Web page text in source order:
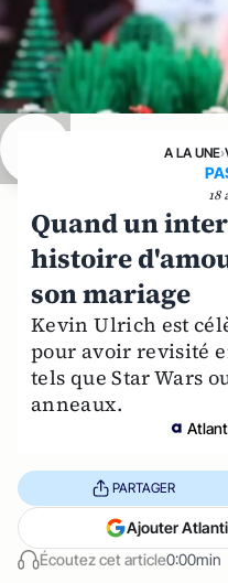
A LA UNE›
18
Quand un
histoire
son mariage
Kevin Ulrich est
pour avoir revisité
tels que Star Wars
anneaux.
Écoutez cet article0:00min
PARTAGER
Ajouter